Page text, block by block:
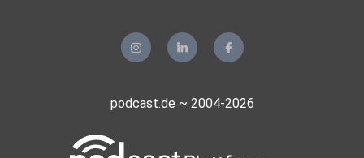
podcast.de ~ 2004-2026